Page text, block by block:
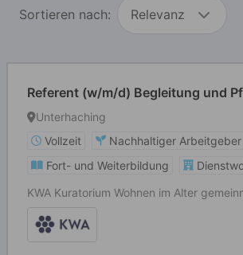
Sortieren nach:
Relevanz
Referent (w/m/d) Begleitung und
Unterhaching
Vollzeit
Nachhaltiger Arbeitgeber
Fort- und Weiterbildung
KWA Kuratorium Wohnen im Alter